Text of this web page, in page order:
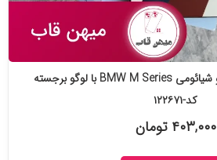
قاب گوشی سامسونگ و شیائومی BMW M Series با لوگو برجسته
کد-۱۲۲۶۷۱
۴۰۳,۰۰۰ تومان